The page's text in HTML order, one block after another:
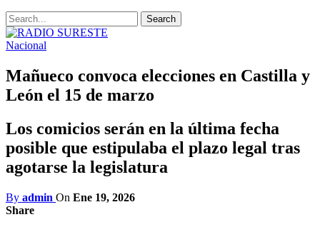
Nacional
Mañueco convoca elecciones en Castilla y
León el 15 de marzo
Los comicios serán en la última fecha
posible que estipulaba el plazo legal tras
agotarse la legislatura
By admin On Ene 19, 2026
Share